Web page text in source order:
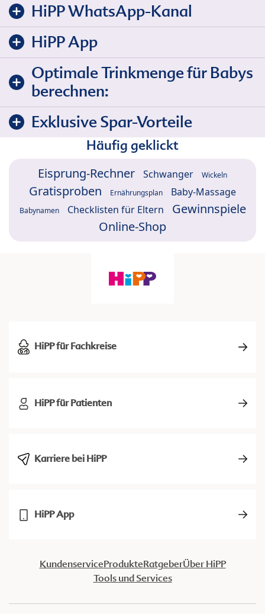
HiPP WhatsApp-Kanal
HiPP App
Optimale Trinkmenge für Babys
berechnen:
Exklusive Spar-Vorteile
Häufig geklickt
Eisprung-Rechner Schwanger Wickeln
Gratisproben Ernährungsplan Baby-Massage
Babynamen Checklisten für Eltern
Gewinnspiele
Online-Shop
HiPP für Fachkreise
HiPP für Patienten
Karriere bei HiPP
HiPP App
KundenserviceProdukteRatgeberÜber HiPP
Tools und Services